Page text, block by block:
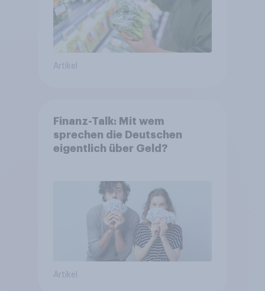
Artikel
Finanz-Talk: Mit wem
sprechen die Deutschen
eigentlich über Geld?
Artikel